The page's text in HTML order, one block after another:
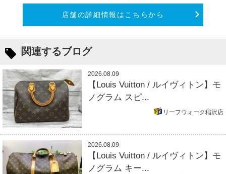
店舗の詳細情報はこちらから
関連するブログ
2026.08.09
【Louis Vuitton / ルイヴィトン】モ
ノグラム スピ...
リーフウォーク稲沢店
2026.08.09
【Louis Vuitton / ルイヴィトン】モ
ノグラム キー...